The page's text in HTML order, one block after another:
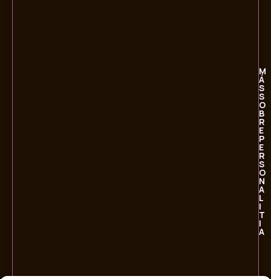
M
Á
S
S
O
B
R
E
P
E
R
S
O
N
A
L
I
T
I
A